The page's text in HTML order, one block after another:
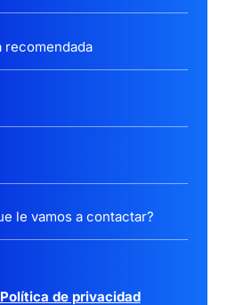
Política de privacidad